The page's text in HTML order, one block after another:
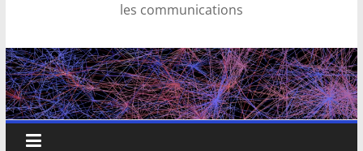
les communications